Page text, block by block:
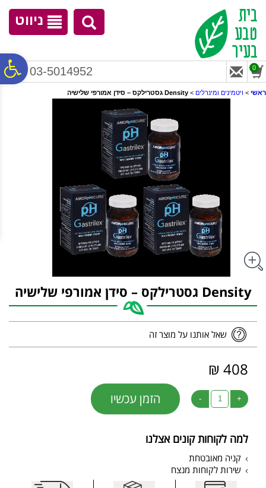
נגישות
ניווט
03-5014952 0
ראשי > ויטמינים ומינרלים > Density גסטרילקס – סידן אמורפי שלישיה
Density גסטרילקס – סידן אמורפי שלישיה
שאל אותנו על מוצר זה
408 ₪
+
- הזמן עכשיו
למה לקוחות קונים אצלנו
קניה מאובטחת
שירות לקוחות מנצח